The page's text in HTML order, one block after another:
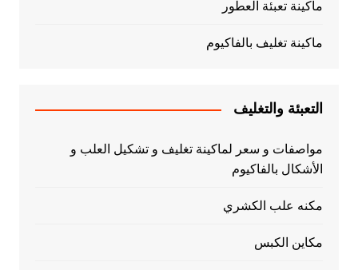
ماكينة تعبئة العطور
ماكينة تغليف بالفاكيوم
التعبئة والتغليف
مواصفات و سعر لماكينة تغليف و تشكيل العلب و
الأشكال بالفاكيوم
مكنه علب الكشري
مكاين الكبس